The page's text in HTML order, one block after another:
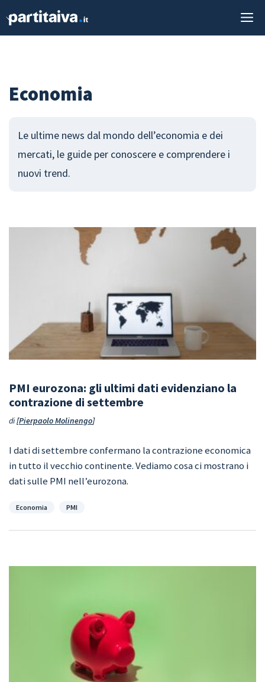
Economia
Le ultime news dal mondo dell’economia e dei
mercati, le guide per conoscere e comprendere i
nuovi trend.
PMI eurozona: gli ultimi dati evidenziano la
contrazione di settembre
di Pierpaolo Molinengo
I dati di settembre confermano la contrazione economica
in tutto il vecchio continente. Vediamo cosa ci mostrano i
dati sulle PMI nell’eurozona.
Categorie
Economia PMI